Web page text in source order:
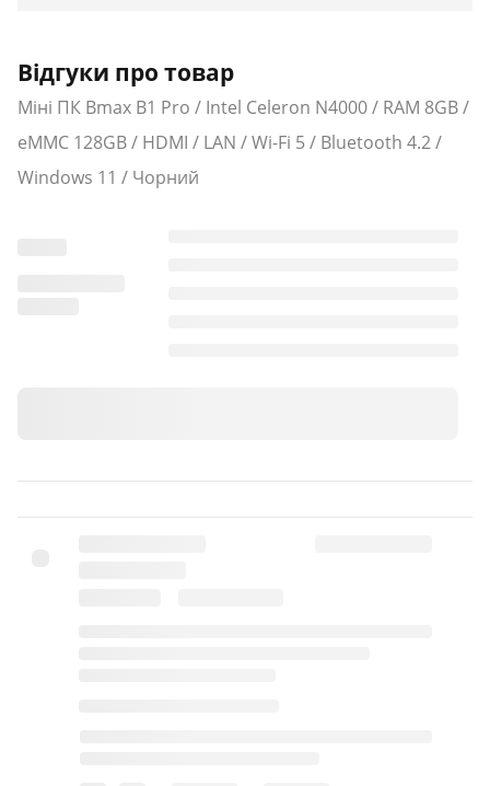
Відгуки про товар
Міні ПК Bmax B1 Pro / Intel Celeron N4000 / RAM 8GB /
eMMC 128GB / HDMI / LAN / Wi-Fi 5 / Bluetooth 4.2 /
Windows 11 / Чорний